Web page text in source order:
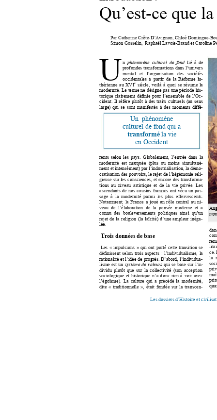
Les dossiers d’Histoire et
Qu’est-ce que
Par Catherine Crête-D’Avignon, Chloé Domingue-
Simon Gosselin,  Raphaël Lavoie-Brand et Caroline
U
n phénomène  culturel  de fond lié à de
profondes transformations dans l’univers
mental
et l’organisation des
sociétés
occidentales à partir de la Réforme lu-
thérienne au XVIe siècle voilà à quoi se résume la
modernité. Le terme ne désigne pas une période his-
torique clairement définie pour l’ensemble de l’Oc-
cident. Il réfère plutôt à des traits culturels (au sens
large) qui se sont manifestés à des moments diffé-
rents selon les pays. Globalement, l’entrée dans la
modernité  est  marquée (plus  ou  moins  simultané-
ment et intensément) par l’industrialisation, la démo-
cratisation des pouvoirs, le rejet de l’hégémonie reli-
gieuse sur les consciences, et encore des transforma-
tions au  niveau  artistique et  de la  vie privée. Les
ascendants de nos cousins français ont vécu un pas-
sage  à la modernité  parmi  les plus effervescents.
Notamment, la France a joué un rôle central au ni-
veau de l’élaboration de la pensée moderne et a
connu des bouleversements politiques  ainsi qu’un
rejet de la religion (la laïcité) d’une ampleur inéga-
lée.
Trois données de base
Les « impulsions » qui ont porté cette transition se
définissent selon trois aspects : l’individualisme, la
rationalité et l’idée de progrès. D’abord, l’individua-
lisme est un système de valeurs qui se base sur l’in-
dividu plutôt que sur la collectivité (son acception
sociologique et historique n’a donc rien à voir avec
l’égoïsme). La culture qui a précédé la modernité,
dite « traditionnelle », était fondée sur la transcen-
ce.
la
Un  phénomène
culturel de fond qui a
transformé la vie
en Occident